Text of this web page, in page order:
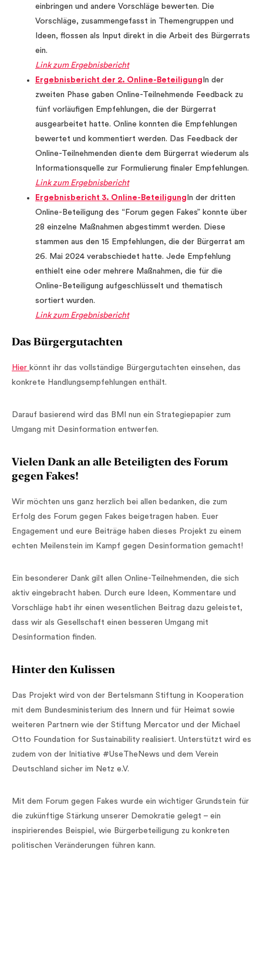
einbringen und andere Vorschläge bewerten. Die
Vorschläge, zusammengefasst in Themengruppen und
Ideen, flossen als Input direkt in die Arbeit des Bürgerrats
ein.
Link zum Ergebnisbericht
Ergebnisbericht der 2. Online-Beteiligung In der
zweiten Phase gaben Online-Teilnehmende Feedback zu
fünf vorläufigen Empfehlungen, die der Bürgerrat
ausgearbeitet hatte. Online konnten die Empfehlungen
bewertet und kommentiert werden. Das Feedback der
Online-Teilnehmenden diente dem Bürgerrat wiederum als
Informationsquelle zur Formulierung finaler Empfehlungen.
Link zum Ergebnisbericht
Ergebnisbericht 3. Online-Beteiligung In der dritten
Online-Beteiligung des “Forum gegen Fakes” konnte über
28 einzelne Maßnahmen abgestimmt werden. Diese
stammen aus den 15 Empfehlungen, die der Bürgerrat am
26. Mai 2024 verabschiedet hatte. Jede Empfehlung
enthielt eine oder mehrere Maßnahmen, die für die
Online-Beteiligung aufgeschlüsselt und thematisch
sortiert wurden.
Link zum Ergebnisbericht
Das Bürgergutachten
Hier könnt ihr das vollständige Bürgergutachten einsehen, das
konkrete Handlungsempfehlungen enthält.
Darauf basierend wird das BMI nun ein Strategiepapier zum
Umgang mit Desinformation entwerfen.
Vielen Dank an alle Beteiligten des Forum
gegen Fakes!
Wir möchten uns ganz herzlich bei allen bedanken, die zum
Erfolg des Forum gegen Fakes beigetragen haben. Euer
Engagement und eure Beiträge haben dieses Projekt zu einem
echten Meilenstein im Kampf gegen Desinformation gemacht!
Ein besonderer Dank gilt allen Online-Teilnehmenden, die sich
aktiv eingebracht haben. Durch eure Ideen, Kommentare und
Vorschläge habt ihr einen wesentlichen Beitrag dazu geleistet,
dass wir als Gesellschaft einen besseren Umgang mit
Desinformation finden.
Hinter den Kulissen
Das Projekt wird von der Bertelsmann Stiftung in Kooperation
mit dem Bundesministerium des Innern und für Heimat sowie
weiteren Partnern wie der Stiftung Mercator und der Michael
Otto Foundation for Sustainability realisiert. Unterstützt wird es
zudem von der Initiative #UseTheNews und dem Verein
Deutschland sicher im Netz e.V.
Mit dem Forum gegen Fakes wurde ein wichtiger Grundstein für
die zukünftige Stärkung unserer Demokratie gelegt – ein
inspirierendes Beispiel, wie Bürgerbeteiligung zu konkreten
politischen Veränderungen führen kann.